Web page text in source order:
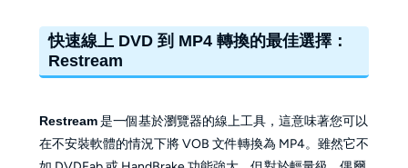
快速線上 DVD 到 MP4 轉換的最佳選擇：
Restream
Restream是一個基於瀏覽器的線上工具，這意味著您可以
在不安裝軟體的情況下將 VOB 文件轉換為 MP4。雖然它不